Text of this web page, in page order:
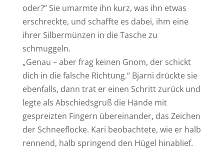
oder?“ Sie umarmte ihn kurz, was ihn etwas
erschreckte, und schaffte es dabei, ihm eine
ihrer Silbermünzen in die Tasche zu
schmuggeln.
„Genau – aber frag keinen Gnom, der schickt
dich in die falsche Richtung.“ Bjarni drückte sie
ebenfalls, dann trat er einen Schritt zurück und
legte als Abschiedsgruß die Hände mit
gespreizten Fingern übereinander, das Zeichen
der Schneeflocke. Kari beobachtete, wie er halb
rennend, halb springend den Hügel hinablief.